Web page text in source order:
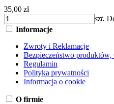
35,00 zł
szt.
Informacje
Zwroty i Reklamacje
Bezpieczeństwo produktów,
Regulamin
Polityka prywatności
Informacja o cookie
O firmie